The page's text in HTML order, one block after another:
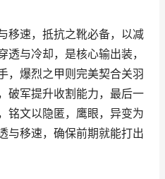
移速，抵抗之靴必备，以减
透与冷却，是核心输出装，
，爆烈之甲则完美契合关羽
破军提升收割能力，最后一
铭文以隐匿，鹰眼，异变为
与移速，确保前期就能打出